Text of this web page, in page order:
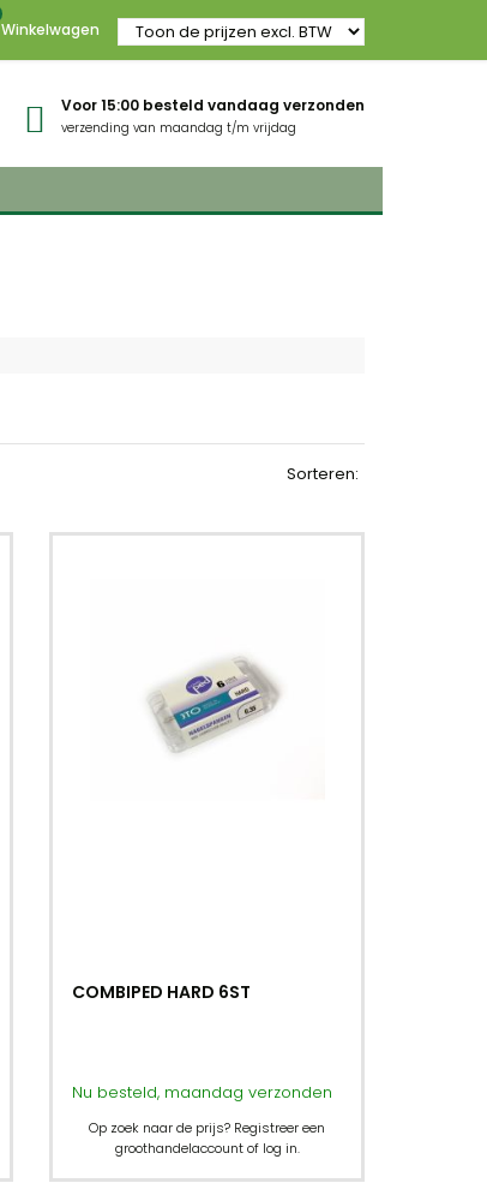
Winkelwagen
Voor 15:00 besteld vandaag verzonden
verzending van maandag t/m vrijdag
Sorteren:
COMBIPED HARD 6ST
Nu besteld, maandag verzonden
Op zoek naar de prijs? Registreer een
groothandelaccount of log in.